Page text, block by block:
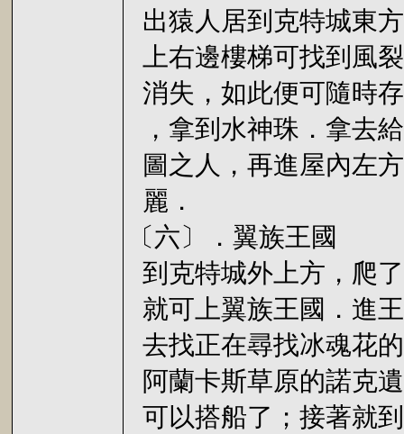
出猿人居到克特城東
上右邊樓梯可找到風
消失，如此便可隨時
，拿到水神珠．拿去
圖之人，再進屋內左
麗．
〔六〕．翼族王國
到克特城外上方，爬
就可上翼族王國．進
去找正在尋找冰魂花
阿蘭卡斯草原的諾克
可以搭船了；接著就